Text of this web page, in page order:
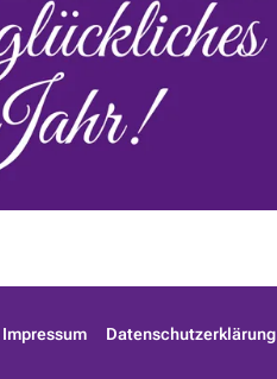
Impressum Datenschutzerklärung